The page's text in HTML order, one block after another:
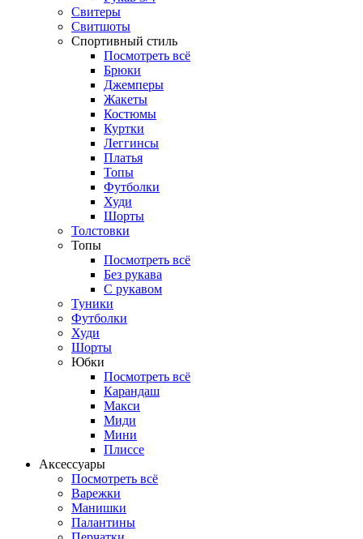
Свитеры
Свитшоты
Спортивный стиль
Посмотреть всё
Брюки
Джемперы
Жакеты
Костюмы
Куртки
Леггинсы
Платья
Топы
Футболки
Худи
Шорты
Толстовки
Топы
Посмотреть всё
Без рукава
С рукавом
Туники
Футболки
Худи
Шорты
Юбки
Посмотреть всё
Карандаш
Макси
Миди
Мини
Плиссе
Аксессуары
Посмотреть всё
Варежки
Манишки
Палантины